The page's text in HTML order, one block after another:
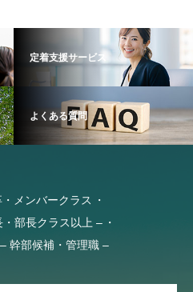
定着支援サービス
よくある質問
メンバークラス
部長クラス以上 –
幹部候補・管理職 –